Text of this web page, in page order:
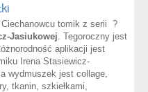
tomik z serii ?
Jasiukowej. Tegoroczny jest
aplikacji jest
Irena Stasiewicz-
wydmuszek jest collage,
tkanin, szkiełkami,